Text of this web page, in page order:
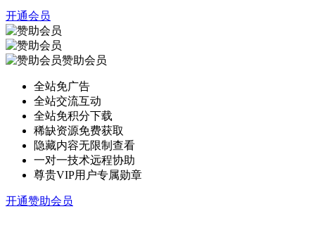
开通会员
赞助会员
全站免广告
全站交流互动
全站免积分下载
稀缺资源免费获取
隐藏内容无限制查看
一对一技术远程协助
尊贵VIP用户专属勋章
开通赞助会员